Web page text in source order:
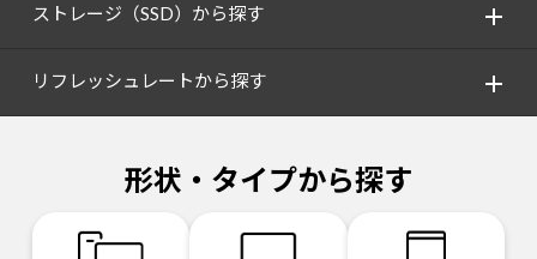
ストレージ（SSD）から探す
リフレッシュレートから探す
形状・タイプから探す